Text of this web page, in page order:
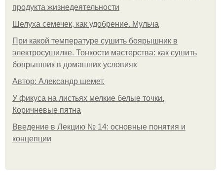
продукта жизнедеятельности
Шелуха семечек, как удобрение. Мульча
При какой температуре сушить боярышник в
электросушилке. Тонкости мастерства: как сушить
боярышник в домашних условиях
Автор: Александр шемет.
У фикуса на листьях мелкие белые точки.
Коричневые пятна
Введение в Лекцию № 14: основные понятия и
концепции